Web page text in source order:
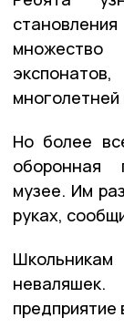
многолетней
Но более
оборонная
музее. Им
руках,
предприятие